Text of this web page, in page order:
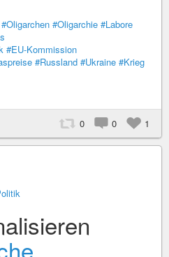
#Oligarchen #Oligarchie #Labore
#EU-Kommission
#Russland #Ukraine #Krieg
0 0 1